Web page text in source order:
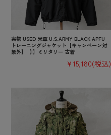
実物 USED 米軍 U.S.ARMY BLACK APFU
トレーニングジャケット【キャンペーン対
象外】【I】ミリタリー 古着
¥15,180(税込)